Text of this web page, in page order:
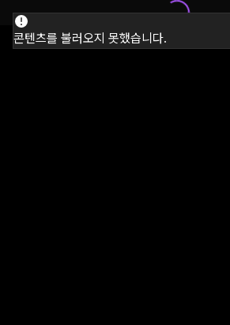
콘텐츠를 불러오지 못했습니다.